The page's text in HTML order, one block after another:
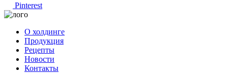
Pinterest
О холдинге
Продукция
Рецепты
Новости
Контакты